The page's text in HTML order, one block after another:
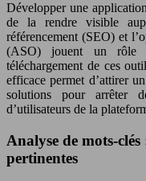
Développer une
de la rendre visible
référencement (SEO) et
(ASO) jouent un rôle
téléchargement de ces
efficace permet d’attirer
solutions pour arrêter
d’utilisateurs de la
Analyse de mots-
pertinentes